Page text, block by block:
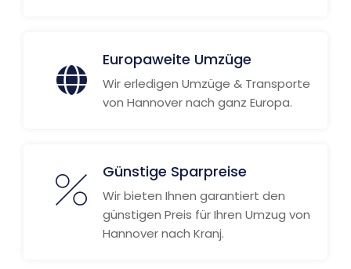
Europaweite Umzüge
Wir erledigen Umzüge & Transporte
von Hannover nach ganz Europa.
Günstige Sparpreise
Wir bieten Ihnen garantiert den
günstigen Preis für Ihren Umzug von
Hannover nach Kranj.